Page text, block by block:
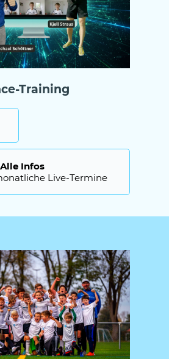
Training
Alle Infos
Live-Termine